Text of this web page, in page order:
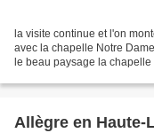
la visite continue et l'on
avec la chapelle Notre
le beau paysage la
Allègre en Haute-